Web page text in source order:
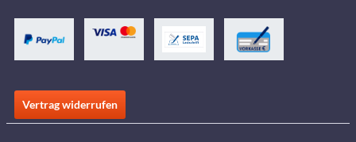
Vertrag widerrufen